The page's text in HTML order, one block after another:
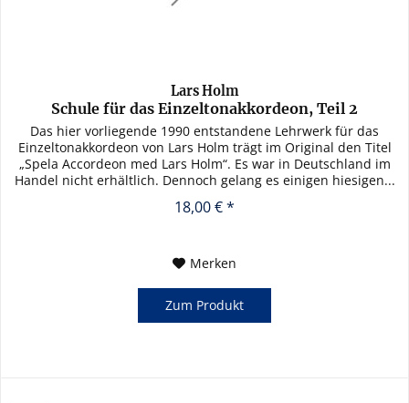
Lars Holm
Schule für das Einzeltonakkordeon, Teil 2
Das hier vorliegende 1990 entstandene Lehrwerk für das
Einzeltonakkordeon von Lars Holm trägt im Original den Titel
„Spela Accordeon med Lars Holm“. Es war in Deutschland im
Handel nicht erhältlich. Dennoch gelang es einigen hiesigen...
18,00 € *
Merken
Zum Produkt